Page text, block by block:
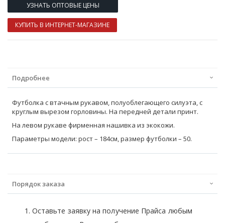
УЗНАТЬ ОПТОВЫЕ ЦЕНЫ
КУПИТЬ В ИНТЕРНЕТ-МАГАЗИНЕ
Подробнее
Футболка с втачным рукавом, полуоблегающего силуэта, с
круглым вырезом горловины. На передней детали принт.
На левом рукаве фирменная нашивка из экокожи.
Параметры модели: рост – 184см, размер футболки – 50.
Порядок заказа
Оставьте заявку на получение Прайса любым